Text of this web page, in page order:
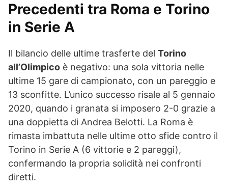
Precedenti tra Roma e Torino
in Serie A
Il bilancio delle ultime trasferte del Torino
all’Olimpico è negativo: una sola vittoria nelle
ultime 15 gare di campionato, con un pareggio e
13 sconfitte. L’unico successo risale al 5 gennaio
2020, quando i granata si imposero 2-0 grazie a
una doppietta di Andrea Belotti. La Roma è
rimasta imbattuta nelle ultime otto sfide contro il
Torino in Serie A (6 vittorie e 2 pareggi),
confermando la propria solidità nei confronti
diretti.